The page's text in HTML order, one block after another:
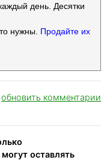
день. Десятки
нужны. Продайте их
обновить комментарии
оставлять